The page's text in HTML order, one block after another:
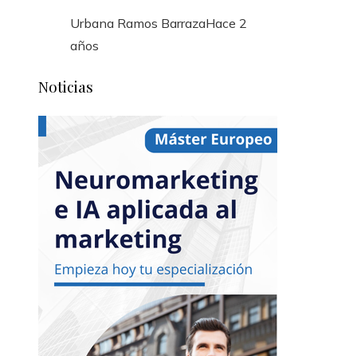
Urbana Ramos BarrazaHace 2
años
Noticias